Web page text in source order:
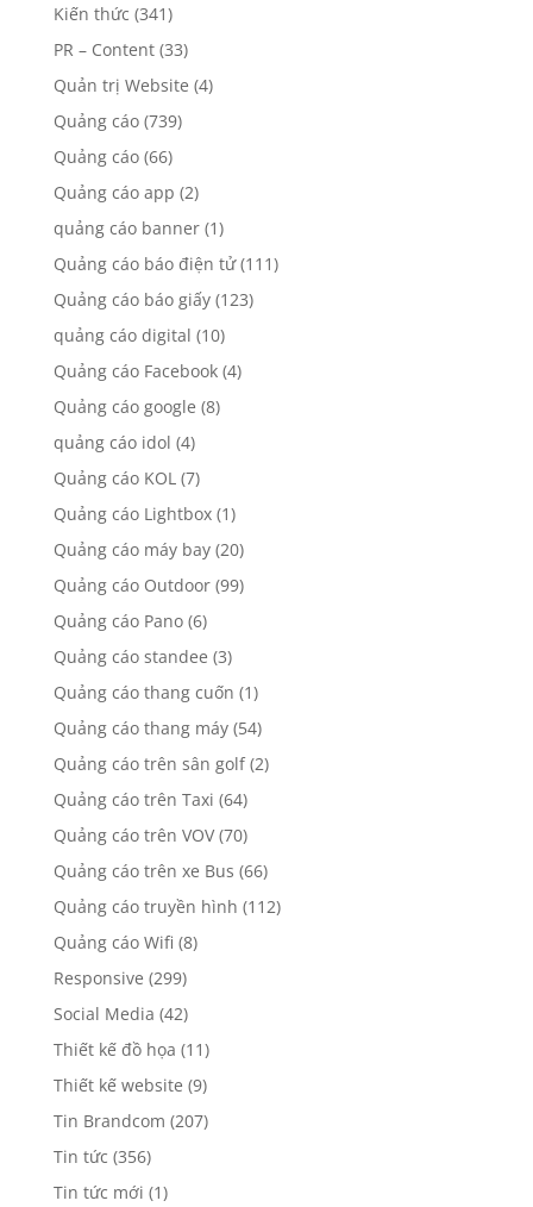
Kiến thức (341)
PR – Content(33)
Quản trị Website (4)
Quảng cáo(739)
Quảng cáo(66)
Quảng cáo app (2)
quảng cáo banner(1)
Quảng cáo báo điện tử(111)
Quảng cáo báo giấy(123)
quảng cáo digital (10)
Quảng cáo Facebook(4)
Quảng cáo google (8)
quảng cáo idol (4)
Quảng cáo KOL(7)
Quảng cáo Lightbox(1)
Quảng cáo máy bay(20)
Quảng cáo Outdoor(99)
Quảng cáo Pano(6)
Quảng cáo standee (3)
Quảng cáo thang cuốn (1)
Quảng cáo thang máy(54)
Quảng cáo trên sân golf(2)
Quảng cáo trên Taxi (64)
Quảng cáo trên VOV(70)
Quảng cáo trên xe Bus (66)
Quảng cáo truyền hình (112)
Quảng cáo Wifi (8)
Responsive (299)
Social Media (42)
Thiết kế đồ họa (11)
Thiết kế website (9)
Tin Brandcom (207)
Tin tức (356)
Tin tức mới (1)